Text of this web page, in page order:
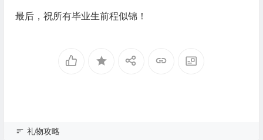
最后，祝所有毕业生前程似锦！
礼物攻略